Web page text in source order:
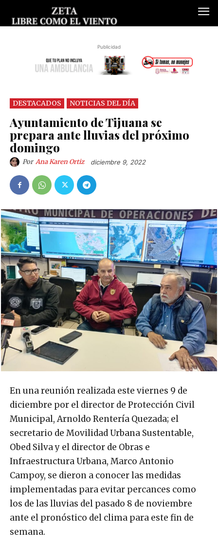
Publicidad
DESTACADOS NOTICIAS DEL DÍA
Ayuntamiento de Tijuana se
prepara ante lluvias del próximo
domingo
Por Ana Karen Ortiz diciembre 9, 2022
En una reunión realizada este viernes 9 de
diciembre por el director de Protección Civil
Municipal, Arnoldo Rentería Quezada; el
secretario de Movilidad Urbana Sustentable,
Obed Silva y el director de Obras e
Infraestructura Urbana, Marco Antonio
Campoy, se dieron a conocer las medidas
implementadas para evitar percances como
los de las lluvias del pasado 8 de noviembre
ante el pronóstico del clima para este fin de
semana.